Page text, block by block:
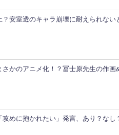
安室透のキャラ崩壊に耐えられない
さかのアニメ化！？冨士原先生の作
めに抱かれたい」発言、あり？なし